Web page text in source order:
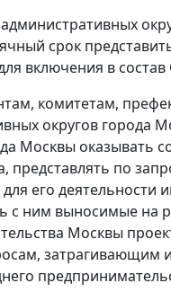
срок
включения в состав
комитетам,
округов города
Москвы оказывать
представлять по
его деятельности
с ним выносимые на
Москвы
затрагивающим